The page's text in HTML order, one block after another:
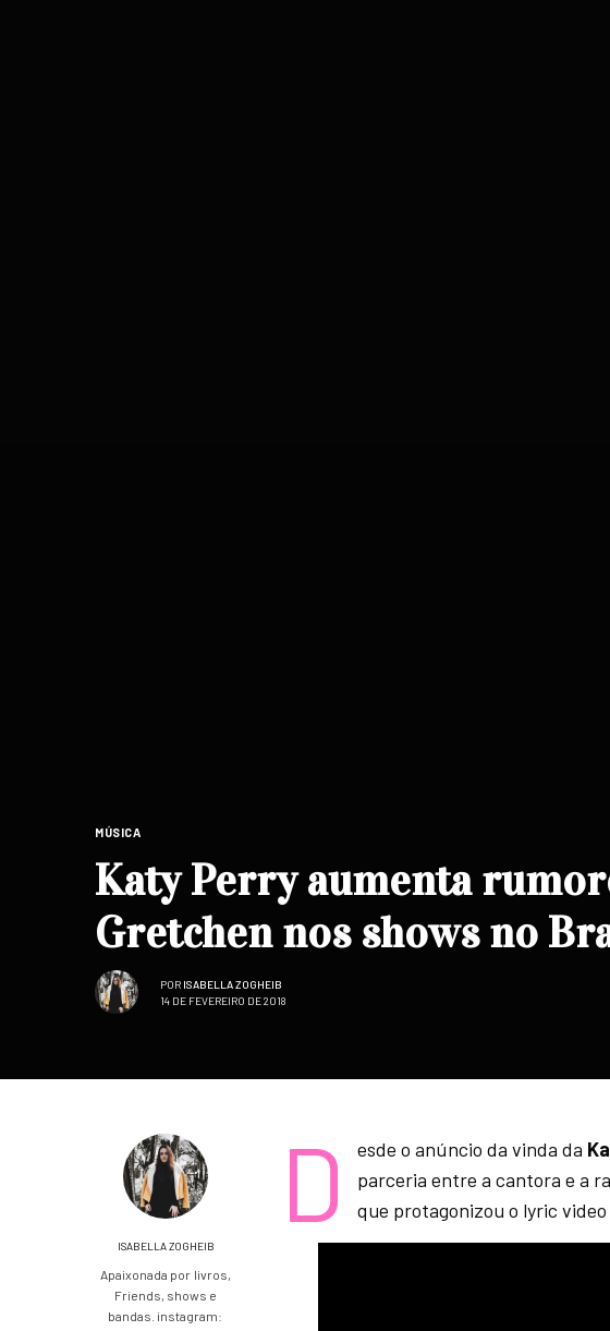
MÚSICA
Katy Perry aumenta
Gretchen nos shows no
POR ISABELLA ZOGHEIB
14 DE FEVEREIRO DE 2018
ISABELLA ZOGHEIB
Apaixonada por livros,
Friends, shows e
bandas. instagram:
D esde o anúncio da vinda da
parceria entre a cantora e a
que protagonizou o lyric video